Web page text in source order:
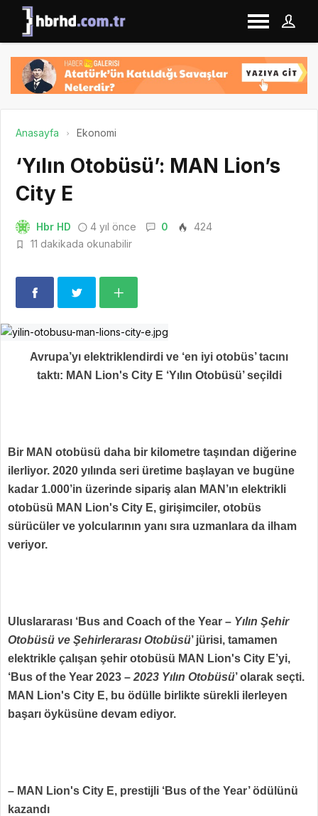
Anasayfa Ekonomi
‘Yılın Otobüsü’: MAN Lion’s
City E
Hbr HD 4 yıl önce 0
424
11 dakikada okunabilir
Avrupa’yı elektriklendirdi ve ‘en iyi otobüs’ tacını
taktı: MAN Lion's City E ‘Yılın Otobüsü’ seçildi
Bir MAN otobüsü daha bir kilometre taşından diğerine
ilerliyor. 2020 yılında seri üretime başlayan ve bugüne
kadar 1.000’in üzerinde sipariş alan MAN’ın elektrikli
otobüsü MAN Lion's City E, girişimciler, otobüs
sürücüler ve yolcularının yanı sıra uzmanlara da ilham
veriyor.
Uluslararası ‘Bus and Coach of the Year – Yılın Şehir
Otobüsü ve Şehirlerarası Otobüsü’ jürisi, tamamen
elektrikle çalışan şehir otobüsü MAN Lion's City E’yi,
‘Bus of the Year 2023 – 2023 Yılın Otobüsü’ olarak seçti.
MAN Lion's City E, bu ödülle birlikte sürekli ilerleyen
başarı öyküsüne devam ediyor.
– MAN Lion's City E, prestijli ‘Bus of the Year’ ödülünü
kazandı